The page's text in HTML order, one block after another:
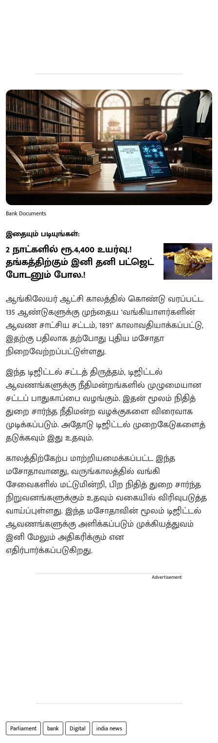
Bank Documents
இதையும் படியுங்கள்:
2 நாட்களில் ரூ.4,400 உயர்வு.!
தங்கத்திற்கும் இனி தனி பட்ஜெட்
போடனும் போல.!
ஆங்கிலேயர் ஆட்சி காலத்தில் கொண்டு வரப்பட்ட
135 ஆண்டுகளுக்கு முந்தைய ‘வங்கியாளர்களின்
ஆவண சாட்சிய சட்டம், 1891’ காலாவதியாக்கப்பட்டு,
இதற்கு பதிலாக தற்போது புதிய மசோதா
நிறைவேற்றப்பட்டுள்ளது.
இந்த டிஜிட்டல் சட்டத் திருத்தம், டிஜிட்டல்
ஆவணங்களுக்கு நீதிமன்றங்களில் முழுமையான
சட்டப் பாதுகாப்பை வழங்கும். இதன் மூலம் நிதித்
துறை சார்ந்த நீதிமன்ற வழக்குகளை விரைவாக
முடிக்கப்படும். அதோடு டிஜிட்டல் முறைகேடுகளைத்
தடுக்கவும் இது உதவும்.
காலத்திற்கேற்ப மாற்றியமைக்கப்பட்ட இந்த
மசோதாவானது, வருங்காலத்தில் வங்கி
சேவைகளில் மட்டுமின்றி, பிற நிதித் துறை சார்ந்த
நிறுவனங்களுக்கும் உதவும் வகையில் விரிவுபடுத்த
வாய்ப்புள்ளது. இந்த மசோதாவின் மூலம் டிஜிட்டல்
ஆவணங்களுக்கு அளிக்கப்படும் முக்கியத்துவம்
இனி மேலும் அதிகரிக்கும் என
எதிர்பார்க்கப்படுகிறது.
Advertisement
Parliament bank Digital india news